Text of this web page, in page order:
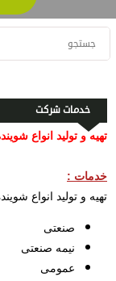
خدمات شرکت
تهیه و تولید انواع
خدمات :
تهیه و تولید انواع
صنعتی
نیمه صنعتی
عمومی